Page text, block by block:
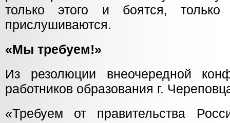
только этого и боятся,
прислушиваются.
«Мы требуем!»
Из резолюции внеочередной
работников образования г.
«Требуем от правительства